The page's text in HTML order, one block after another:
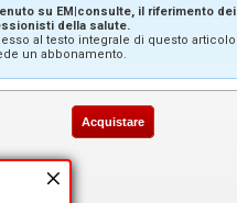
su EM|consulte, il riferimento dei
della salute.
al testo integrale di questo articolo
un abbonamento.
Acquistare